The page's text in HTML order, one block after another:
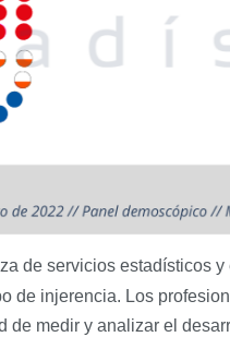
de servicios estadísticos
de injerencia. Los
de medir y analizar el